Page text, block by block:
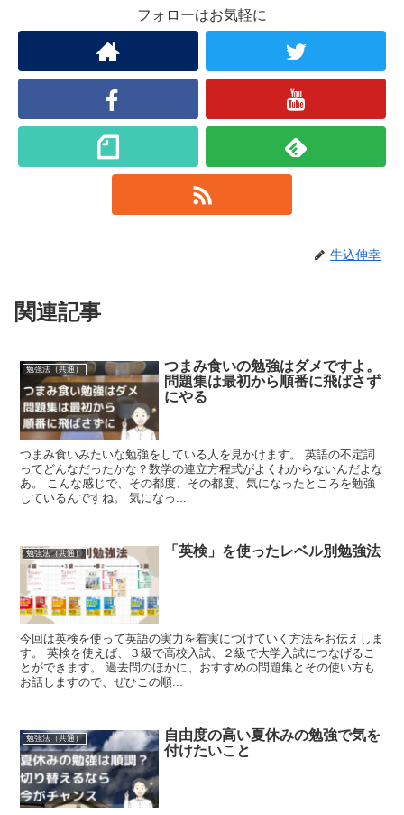
フォローはお気軽に
牛込伸幸
関連記事
勉強法（共通）
つまみ食いの勉強はダメですよ。
問題集は最初から順番に飛ばさず
にやる
つまみ食いみたいな勉強をしている人を見かけます。 英語の不定詞
ってどんなだったかな？数学の連立方程式がよくわからないんだよな
あ。 こんな感じで、その都度、その都度、気になったところを勉強
しているんですね。 気になっ...
勉強法（共通） 「英検」を使ったレベル別勉強法
今回は英検を使って英語の実力を着実につけていく方法をお伝えしま
す。 英検を使えば、３級で高校入試、２級で大学入試につなげるこ
とができます。 過去問のほかに、おすすめの問題集とその使い方も
お話しますので、ぜひこの順...
勉強法（共通）
自由度の高い夏休みの勉強で気を
付けたいこと